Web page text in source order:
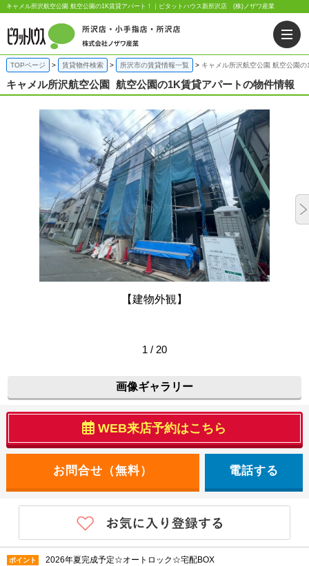
キャメル所沢航空公園 航空公園の1K賃貸アパート！｜ピタットハウス新所沢店 (株)ノザワ産業
TOPページ 賃貸物件検索 所沢市の賃貸情報一覧 キャメル所沢航空公園 航空公園
キャメル所沢航空公園 航空公園の1K賃貸アパートの物件情報
【建物外観】
1 / 20
画像ギャラリー
WEB来店予約はこちら
電話する
ポイント 2026年夏完成予定☆オートロック☆宅配BOX